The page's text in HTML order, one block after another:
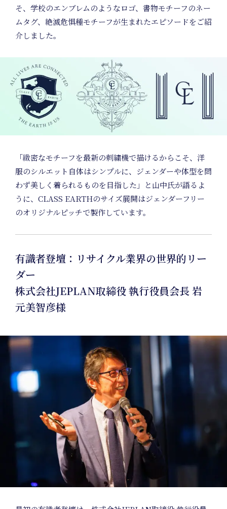
そ、学校のエンブレムのようなロゴ、書物モチーフのネー
ムタグ、絶滅危惧種モチーフが生まれたエピソードをご紹
介しました。
「緻密なモチーフを最新の刺繍機で描けるからこそ、洋
服のシルエット自体はシンプルに、ジェンダーや体型を問
わず美しく着られるものを目指した」と山中氏が語るよ
うに、CLASS EARTHのサイズ展開はジェンダーフリー
のオリジナルピッチで製作しています。
有識者登壇：リサイクル業界の世界的リー
ダー
株式会社JEPLAN取締役 執行役員会長 岩
元美智彦様